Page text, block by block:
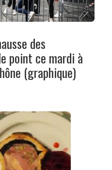
des
point ce mardi à
(graphique)